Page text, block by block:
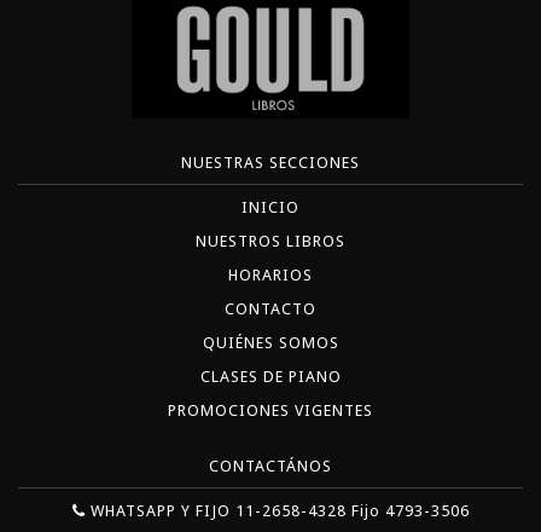
NUESTRAS SECCIONES
INICIO
NUESTROS LIBROS
HORARIOS
CONTACTO
QUIÉNES SOMOS
CLASES DE PIANO
PROMOCIONES VIGENTES
CONTACTÁNOS
WHATSAPP Y FIJO 11-2658-4328 Fijo 4793-3506